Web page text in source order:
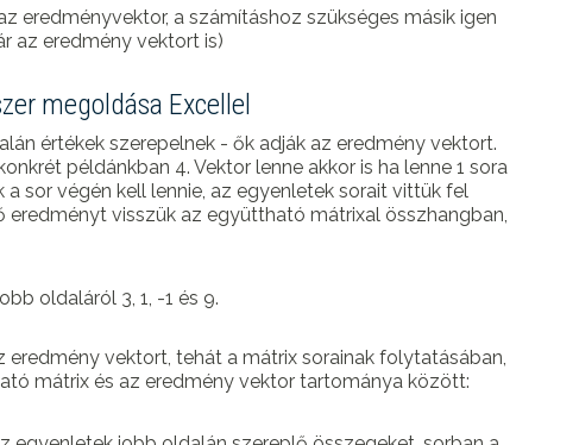
eredményvektor, a számításhoz szükséges másik igen
az eredmény vektort is)
megoldása Excellel
értékek szerepelnek - ők adják az eredmény vektort.
példánkban 4. Vektor lenne akkor is ha lenne 1 sora
sor végén kell lennie, az egyenletek sorait vittük fel
visszük az együttható mátrixal összhangban,
oldaláról 3, 1, -1 és 9.
vektort, tehát a mátrix sorainak folytatásában,
mátrix és az eredmény vektor tartománya között: